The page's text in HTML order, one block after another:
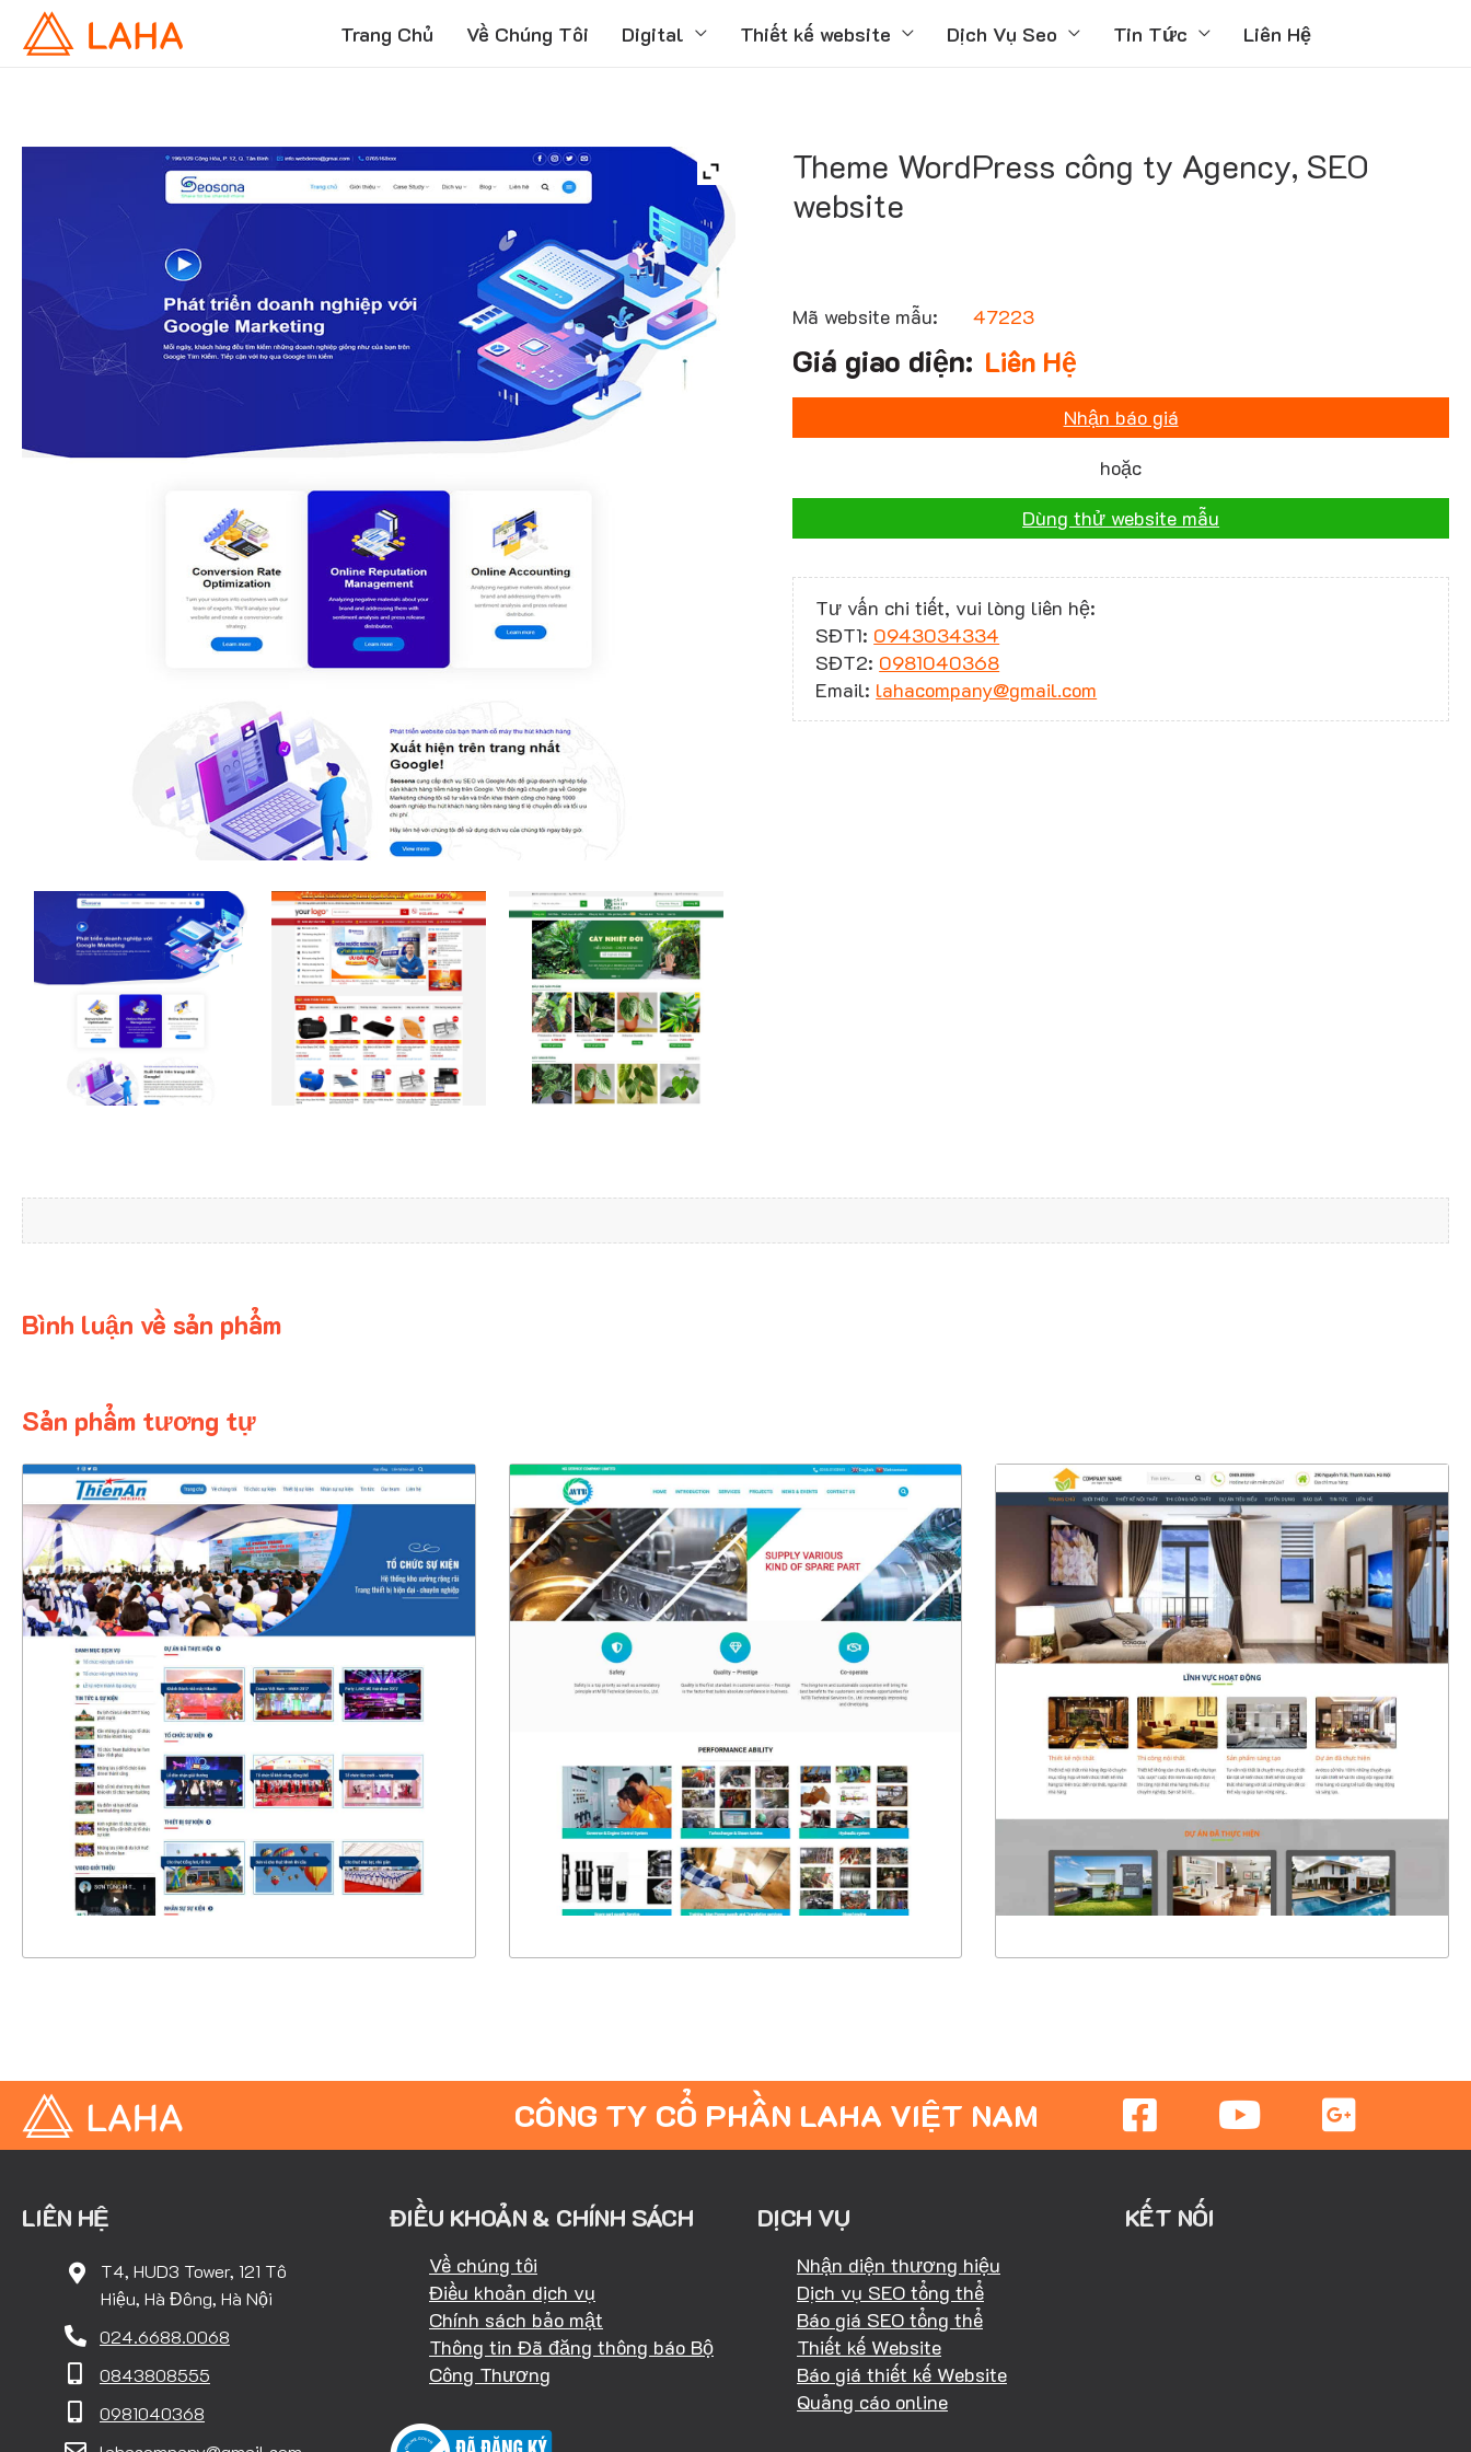
Trang Chủ Về Chúng Tôi Digital Thiết kế website Dịch Vụ Seo Tin Tức Liên Hệ
Theme WordPress công ty Agency, SEO
website
Mã website mẫu: 47223
Liên Hệ
Nhận báo giá
hoặc
Dùng thử website mẫu
Tư vấn chi tiết, vui lòng liên hệ:
SĐT1: 0943034334
SĐT2: 0981040368
Email: lahacompany@gmail.com
Bình luận về sản phẩm
Sản phẩm tương tự
4393
CHI TIẾT
XEM THỰC TẾ
CHI TIẾT
XEM THỰC TẾ
4399
CHI TIẾT
XEM THỰC TẾ
CÔNG TY CỔ PHẦN LAHA VIỆT NAM
LIÊN HỆ
T4, HUD3 Tower, 121 Tô
Hiệu, Hà Đông, Hà Nội
024.6688.0068
0843808555
0981040368
ĐIỀU KHOẢN & CHÍNH SÁCH
Về chúng tôi
Điều khoản dịch vụ
Chính sách bảo mật
Thông tin Đã đăng thông báo Bộ
Công Thương
DỊCH VỤ
Nhận diện thương hiệu
Dịch vụ SEO tổng thể
Báo giá SEO tổng thể
Thiết kế Website
Báo giá thiết kế Website
Quảng cáo online
KẾT NỐI